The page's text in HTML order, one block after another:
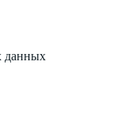
данных